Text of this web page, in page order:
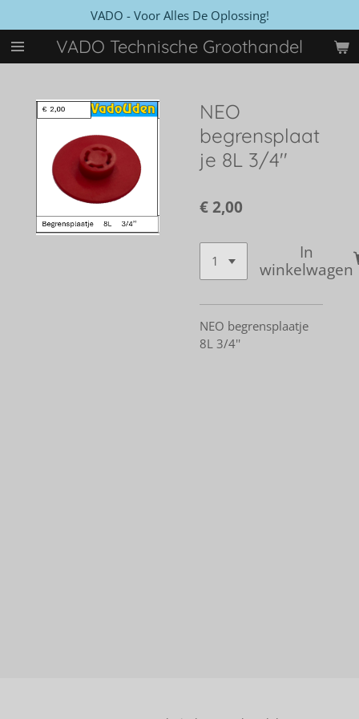
direct
naar
VADO Technische Groothandel
VADO - Voor Alles De Oplossing!
NEO
begrensplaat
je 8L 3/4''
€ 2,00
In
winkelwagen
NEO begrensplaatje
8L 3/4''